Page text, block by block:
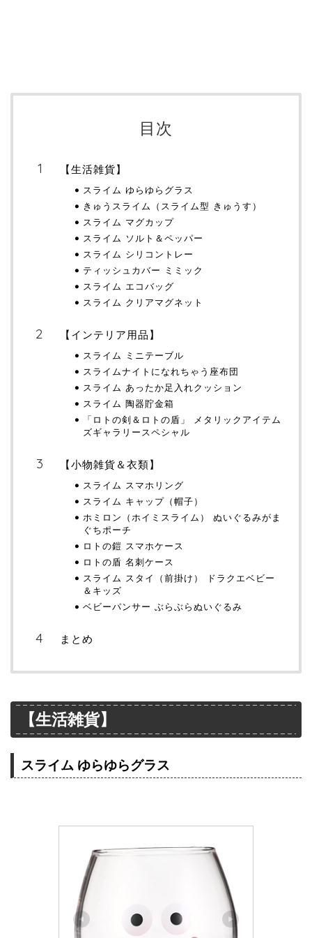
目次
【生活雑貨】
スライム ゆらゆらグラス
きゅうスライム（スライム型 きゅうす）
スライム マグカップ
スライム ソルト＆ペッパー
スライム シリコントレー
ティッシュカバー ミミック
スライム エコバッグ
スライム クリアマグネット
【インテリア用品】
スライム ミニテーブル
スライムナイトになれちゃう座布団
スライム あったか足入れクッション
スライム 陶器貯金箱
「ロトの剣＆ロトの盾」 メタリックアイテム
ズギャラリースペシャル
【小物雑貨＆衣類】
スライム スマホリング
スライム キャップ（帽子）
ホミロン（ホイミスライム） ぬいぐるみがま
ぐちポーチ
ロトの鎧 スマホケース
ロトの盾 名刺ケース
スライム スタイ（前掛け） ドラクエベビー
＆キッズ
ベビーパンサー ぶらぶらぬいぐるみ
まとめ
【生活雑貨】
スライム ゆらゆらグラス